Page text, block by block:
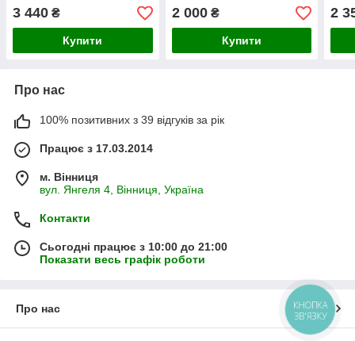
3 440 ₴
Купити
2 000₴
Купити
2
Про нас
100% позитивних з 39 відгуків за рік
Працює з 17.03.2014
м. Вінниця
вул. Янгеля 4, Вінниця, Україна
Контакти
Сьогодні працює з 10:00 до 21:00
Показати весь графік роботи
Про нас
КНОПКА
ЗВ'ЯЗКУ